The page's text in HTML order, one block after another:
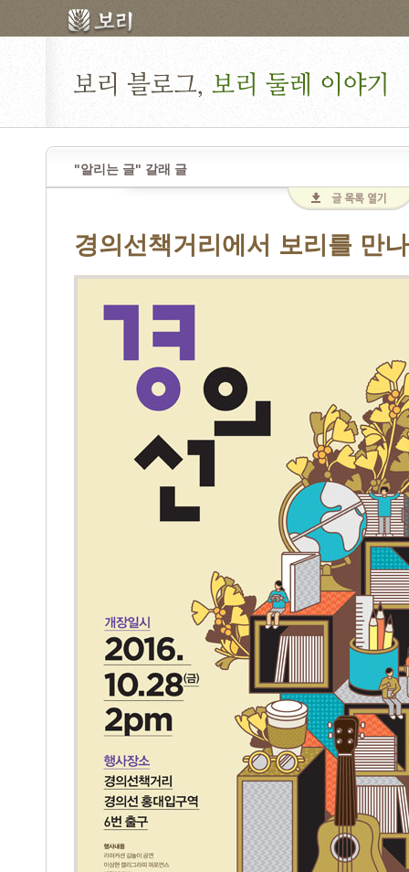
"알리는 글" 갈래 글
경의선책거리에서 보리를 만